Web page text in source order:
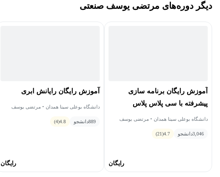
ایشان علاوه بر تدریس، تجربه های مدیریتی مختلفی را در کارنامه خود
دیگر دوره‌های مرتضی یوسف صنعتی
آموزش رایگان برنامه سازی
پیشرفته با سی پلاس پلاس
دانشگاه بوعلی سینا همدان • مرتضی یوسف
3,046دانشجو 4.7
(21)
رایگان
آموزش رایگان رایانش ابری
دانشگاه بوعلی سینا همدان • مرتضی یوسف
889دانشجو 4.8
(4)
رایگان